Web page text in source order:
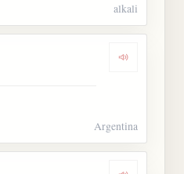
alkali
Dengarkan
Argentina